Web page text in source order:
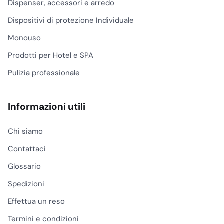
incidono su presa,
deformazione e
Tritan coprono un uso
plastica dura, calici in
plastica usa e getta di
bicchieri in plastica
rigida riutilizzabili per
locali con servizio
terrazze, catering e
banqueting. In questi
scegliere prodotti più
Dispenser, accessori e arredo
Dispositivi di protezione Individuale
Monouso
Prodotti per Hotel e SPA
Pulizia professionale
Informazioni utili
Chi siamo
Contattaci
Glossario
Spedizioni
Effettua un reso
Termini e condizioni